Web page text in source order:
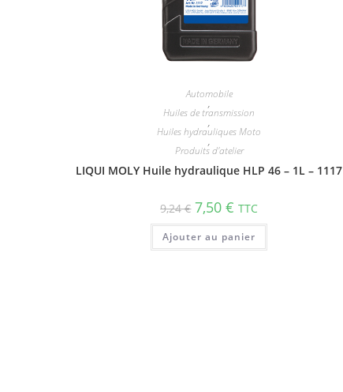
Automobile
,
Huiles de transmission
,
Huiles hydrauliques Moto
,
Produits d'atelier
LIQUI MOLY Huile hydrau­lique HLP 46 – 1L – 1117
9,24€ 7,50€ TTC
Ajouter au panier